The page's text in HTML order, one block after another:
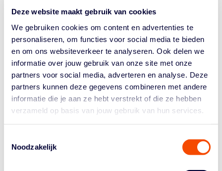
Deze website maakt gebruik van cookies
We gebruiken cookies om content en advertenties te
personaliseren, om functies voor social media te bieden
en om ons websiteverkeer te analyseren. Ook delen we
informatie over jouw gebruik van onze site met onze
partners voor social media, adverteren en analyse. Deze
partners kunnen deze gegevens combineren met andere
informatie die je aan ze hebt verstrekt of die ze hebben
verzameld op basis van jouw gebruik van hun services.
Noodzakelijk
agenda. Want dan vinden in Amsterdam zowel de FIBA
Series...
Historie
Algemene Vergadering
Medewerkers